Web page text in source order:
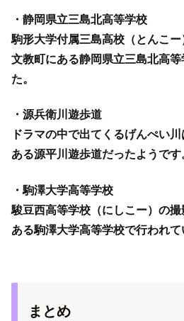
・静岡県立三島北高等学校
駒形大学付属三島高校（とんこ
文教町にある静岡県立三島北高
た。
・源兵衛川遊歩道
ドラマの中で出てくるげんぺい
ある源平川遊歩道だったようです
・駒澤大学高等学校
駿豆西高等学校（にしこー）の
ある駒澤大学高等学校で行われて
まとめ